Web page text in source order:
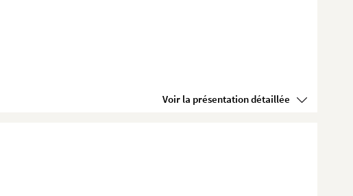
Voir la présentation détaillée